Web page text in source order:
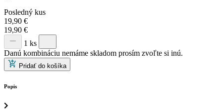
Posledný kus
19,90 €
19,90 €
1 ks
Danú kombináciu nemáme skladom prosím zvoľte si inú.
Pridať do košíka
Popis